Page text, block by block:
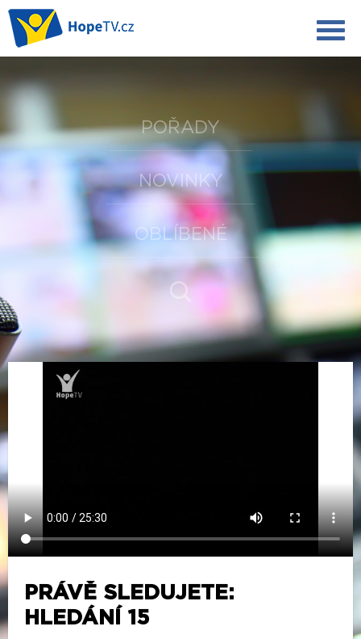
POŘADY
NOVINKY
OBLÍBENÉ
PRÁVĚ SLEDUJETE:
HLEDÁNÍ 15